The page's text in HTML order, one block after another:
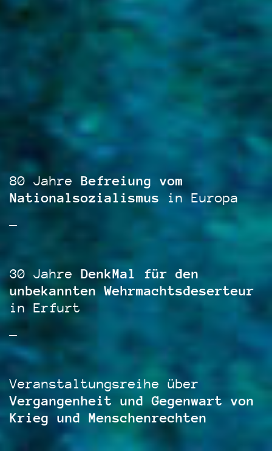
80 Jahre Befreiung vom
Nationalsozialismus in Europa
—
30 Jahre DenkMal für den
unbekannten Wehrmachtsdeserteur
in Erfurt
—
Veranstaltungsreihe über
Vergangenheit und Gegenwart von
Krieg und Menschenrechten